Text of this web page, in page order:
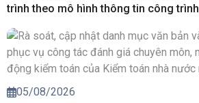
trình theo mô hình thông tin công trình
05/08/2026